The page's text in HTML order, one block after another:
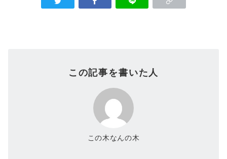
この記事を書いた人
この木なんの木